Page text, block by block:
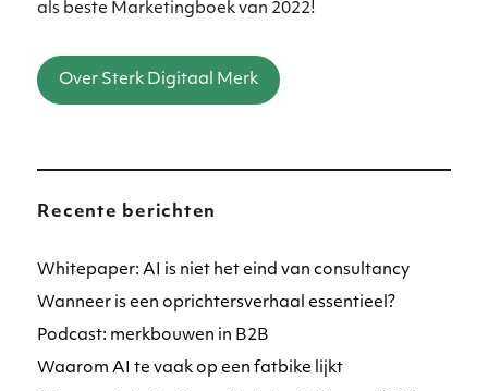
als beste Marketingboek van 2022!
Over Sterk Digitaal Merk
Recente berichten
Whitepaper: AI is niet het eind van consultancy
Wanneer is een oprichtersverhaal essentieel?
Podcast: merkbouwen in B2B
Waarom AI te vaak op een fatbike lijkt